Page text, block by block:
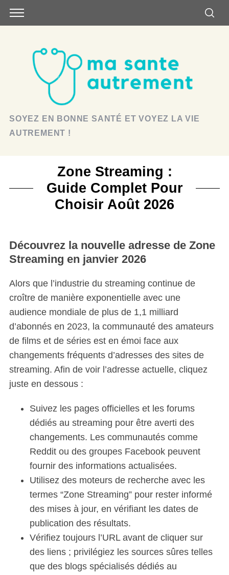
SOYEZ EN BONNE SANTÉ ET VOYEZ LA VIE
AUTREMENT !
Zone Streaming :
Guide Complet Pour
Choisir Août 2026
Découvrez la nouvelle adresse de Zone
Streaming en janvier 2026
Alors que l’industrie du streaming continue de
croître de manière exponentielle avec une
audience mondiale de plus de 1,1 milliard
d’abonnés en 2023, la communauté des amateurs
de films et de séries est en émoi face aux
changements fréquents d’adresses des sites de
streaming. Afin de voir l’adresse actuelle, cliquez
juste en dessous :
Suivez les pages officielles et les forums
dédiés au streaming pour être averti des
changements. Les communautés comme
Reddit ou des groupes Facebook peuvent
fournir des informations actualisées.
Utilisez des moteurs de recherche avec les
termes “Zone Streaming” pour rester informé
des mises à jour, en vérifiant les dates de
publication des résultats.
Vérifiez toujours l’URL avant de cliquer sur
des liens ; privilégiez les sources sûres telles
que des blogs spécialisés dédiés au